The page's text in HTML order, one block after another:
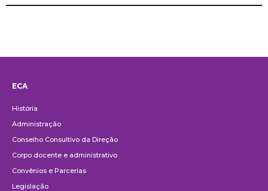
ECA
História
Administração
Conselho Consultivo da Direção
Corpo docente e administrativo
Convênios e Parcerias
Legislação